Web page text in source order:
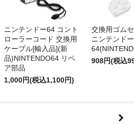
ニンテンドー64 コント
ローラーコード 交換用
ケーブル[輸入品](新
品)NINTENDO64 リペ
ア部品
1,000円(税込1,100円)
交換用ゴム
ニンテンドー
908円(税込